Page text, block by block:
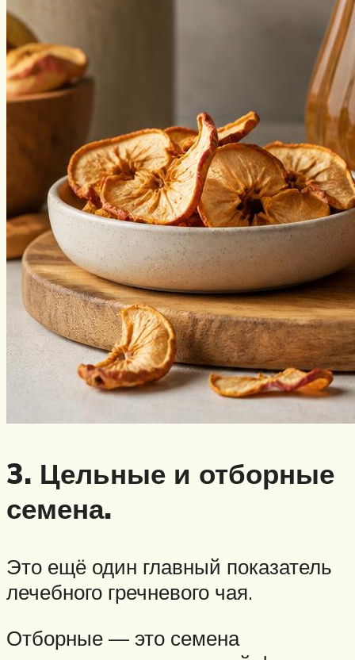
3. Цельные и отборные
семена.
Это ещё один главный показатель
лечебного гречневого чая.
Отборные — это семена